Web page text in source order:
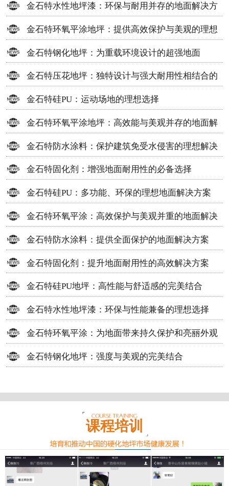
金石特水性地坪漆：环保与耐用并存的地面解决方
案
金石特环氧平涂地坪：提供高效保护与美观的理想
选择
金石特钢化地坪：为重载环境设计的超强地面
金石特压花地坪：独特设计与强大耐用性相结合的
地面材料
金石特硅PU：运动场地的理想选择
金石特环氧平涂地坪：高效能与美观并存的地面解
决方案
金石特防水涂料：保护建筑免受水侵害的理想解决
方案
金石特固化剂：增强地面耐用性的必备选择
金石特硅PU：多功能、环保的理想地面解决方案
金石特环氧平涂：高效保护与美观并重的地面解决
方案
金石特防水涂料：提供全面保护的地面解决方案
金石特固化剂：提升地面耐用性的高效解决方案
金石特硅PU地坪：高性能与舒适感的完美结合
金石特水性地坪漆：环保与性能兼备的理想选择
金石特环氧平涂：为地面带来持久保护和亮丽外观
金石特钢化地坪：强度与美观的完美结合
课程培训